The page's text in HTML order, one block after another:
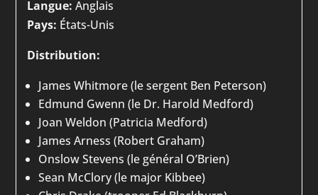
Langue: Anglais
Pays: États-Unis
Distribution:
James Whitmore (le sergent Ben Peterson)
Edmund Gwenn (le Dr. Harold Medford)
Joan Weldon (Patricia Medford)
James Arness (Robert Graham)
Onslow Stevens (le général O’Brien)
Sean McClory (le major Kibbee)